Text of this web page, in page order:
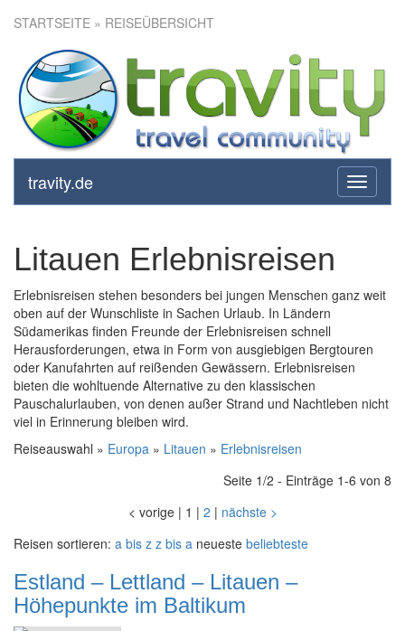
STARTSEITE » REISEÜBERSICHT
toggle
travity.de
Litauen Erlebnisreisen
Erlebnisreisen stehen besonders bei jungen Menschen ganz weit
oben auf der Wunschliste in Sachen Urlaub. In Ländern
Südamerikas finden Freunde der Erlebnisreisen schnell
Herausforderungen, etwa in Form von ausgiebigen Bergtouren
oder Kanufahrten auf reißenden Gewässern. Erlebnisreisen
bieten die wohltuende Alternative zu den klassischen
Pauschalurlauben, von denen außer Strand und Nachtleben nicht
viel in Erinnerung bleiben wird.
Reiseauswahl » Europa » Litauen » Erlebnisreisen
Seite 1/2 - Einträge 1-6 von 8
< vorige | 1 | 2 | nächste >
Reisen sortieren: a bis z z bis a neueste beliebteste
Estland – Lettland – Litauen –
Höhepunkte im Baltikum